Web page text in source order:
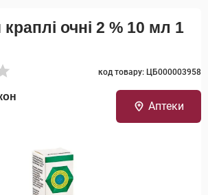
очні 2 % 10 мл 1
код товару: ЦБ000003958
Аптеки